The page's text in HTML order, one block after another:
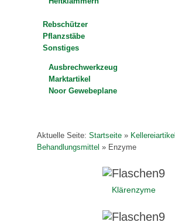
Rebschützer
Pflanzstäbe
Sonstiges
Ausbrechwerkzeug
Marktartikel
Noor Gewebeplane
Aktuelle Seite:Startseite » Kellereiartikel
Behandlungsmittel » Enzyme
Klärenzyme